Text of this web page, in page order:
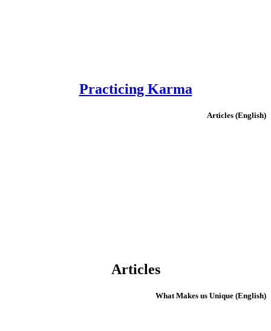
Practicing Karma
(English) Articles
Articles
(English) What Makes us Unique